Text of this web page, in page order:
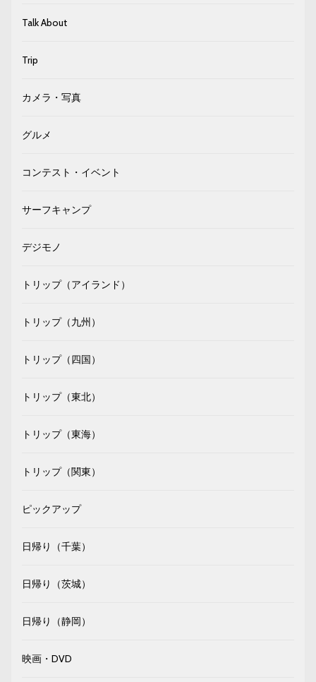
Talk About
Trip
カメラ・写真
グルメ
コンテスト・イベント
サーフキャンプ
デジモノ
トリップ（アイランド）
トリップ（九州）
トリップ（四国）
トリップ（東北）
トリップ（東海）
トリップ（関東）
ピックアップ
日帰り（千葉）
日帰り（茨城）
日帰り（静岡）
映画・DVD